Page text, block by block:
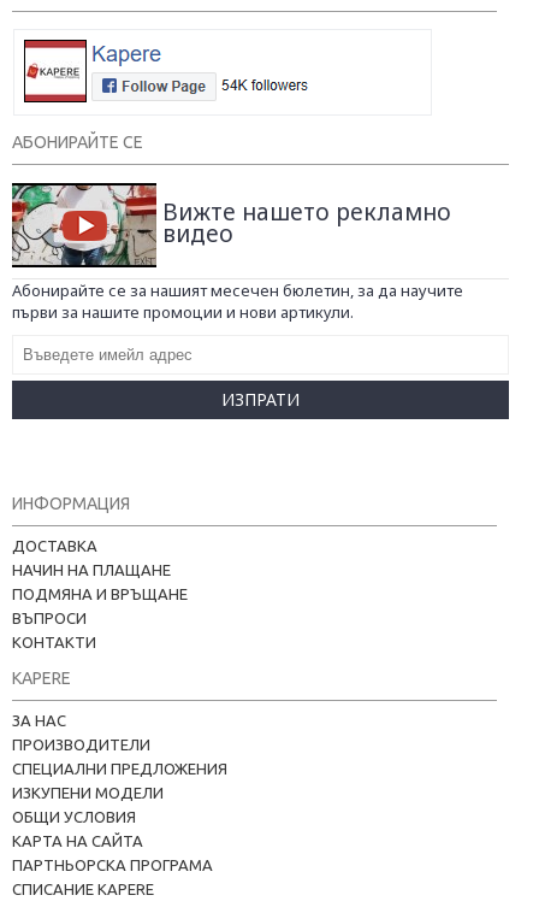
АБОНИРАЙТЕ СЕ
Вижте нашето рекламно
видео
Абонирайте се за нашият месечен бюлетин, за да научите
първи за нашите промоции и нови артикули.
ИЗПРАТИ
ИНФОРМАЦИЯ
ДОСТАВКА
НАЧИН НА ПЛАЩАНЕ
ПОДМЯНА И ВРЪЩАНЕ
ВЪПРОСИ
КОНТАКТИ
KAPERE
ЗА НАС
ПРОИЗВОДИТЕЛИ
СПЕЦИАЛНИ ПРЕДЛОЖЕНИЯ
ИЗКУПЕНИ МОДЕЛИ
ОБЩИ УСЛОВИЯ
КАРТА НА САЙТА
ПАРТНЬОРСКА ПРОГРАМА
СПИСАНИЕ KAPERE